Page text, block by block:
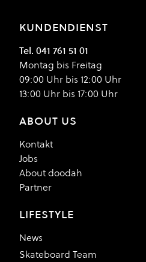
KUNDENDIENST
Tel. 041 761 51 01
Montag bis Freitag
09:00 Uhr bis 12:00 Uhr
13:00 Uhr bis 17:00 Uhr
ABOUT US
Kontakt
Jobs
About doodah
Partner
LIFESTYLE
News
Skateboard Team